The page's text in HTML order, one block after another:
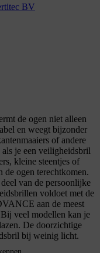
BV
de ogen niet alleen
en weegt bijzonder
of andere
als je een veiligheidsbril
kleine steentjes of
ogen terechtkomen.
van de persoonlijke
voldoet met de
aan de meest
veel modellen kan je
De doorzichtige
bij weinig licht.